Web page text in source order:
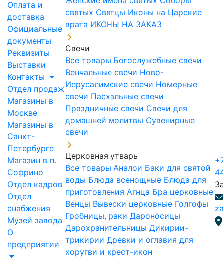
Оплата и
доставка
Официальные
документы
Реквизиты
Выставки
Контакты
Отдел продаж
Магазины в
Москве
Магазины в
Санкт-
Петербурге
Магазин в п.
Софрино
Отдел кадров
Отдел
снабжения
Музей завода
О
предприятии
святых Святцы Иконы на Царские
врата ИКОНЫ НА ЗАКАЗ
Свечи
Все товары Богослужебные свечи
Венчальные свечи Ново-
Иерусалимские свечи Номерные
свечи Пасхальные свечи
Праздничные свечи Свечи для
домашней молитвы Сувенирные
свечи
Церковная утварь
Все товары Аналои Баки для святой
воды Блюда всенощные Блюда для
приготовления Агнца Бра церковные
Венцы Вывески церковные Голгофы
Гробницы, раки Дароносицы
Дарохранительницы Дикирии-
трикирии Древки и оглавия для
хоругви и крест-икон